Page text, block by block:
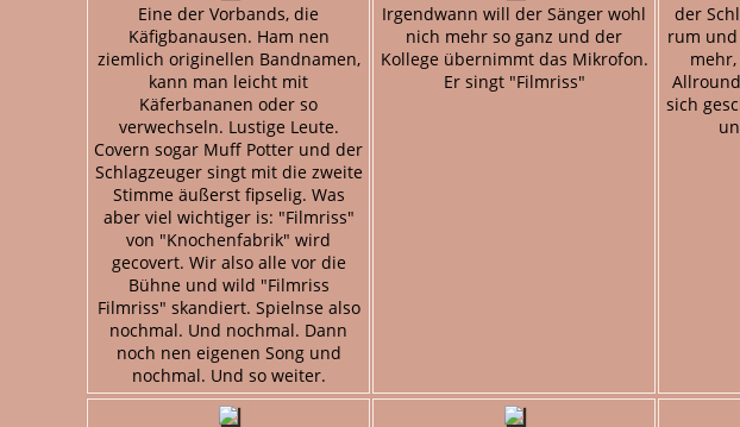
Eine der Vorbands, die
Käfigbanausen. Ham nen
ziemlich originellen Bandnamen,
kann man leicht mit
Käferbananen oder so
verwechseln. Lustige Leute.
Covern sogar Muff Potter und der
Schlagzeuger singt mit die zweite
Stimme äußerst fipselig. Was
aber viel wichtiger is: "Filmriss"
von "Knochenfabrik" wird
gecovert. Wir also alle vor die
Bühne und wild "Filmriss
Filmriss" skandiert. Spielnse also
nochmal. Und nochmal. Dann
noch nen eigenen Song und
nochmal. Und so weiter.
Irgendwann will der Sänger wohl
nich mehr so ganz und der
Kollege übernimmt das Mikrofon.
Er singt "Filmriss"
der
rum und
sich